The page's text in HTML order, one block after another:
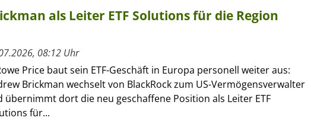
als Leiter ETF Solutions für die Region
08:12 Uhr
Price baut sein ETF-Geschäft in Europa personell weiter aus:
Brickman wechselt von BlackRock zum US-Vermögensverwalter
übernimmt dort die neu geschaffene Position als Leiter ETF
für...